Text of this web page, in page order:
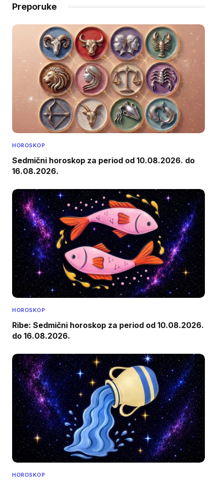
Preporuke
HOROSKOP
Sedmični horoskop za period od 10.08.2026. do
16.08.2026.
HOROSKOP
Ribe: Sedmični horoskop za period od 10.08.2026.
do 16.08.2026.
HOROSKOP